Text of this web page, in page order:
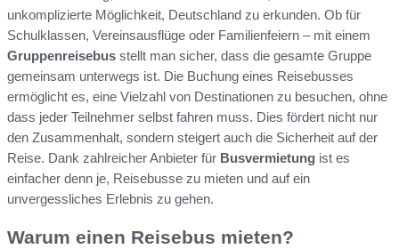
unkomplizierte Möglichkeit, Deutschland zu erkunden. Ob für
Schulklassen, Vereinsausflüge oder Familienfeiern – mit einem
Gruppenreisebus stellt man sicher, dass die gesamte Gruppe
gemeinsam unterwegs ist. Die Buchung eines Reisebusses
ermöglicht es, eine Vielzahl von Destinationen zu besuchen, ohne
dass jeder Teilnehmer selbst fahren muss. Dies fördert nicht nur
den Zusammenhalt, sondern steigert auch die Sicherheit auf der
Reise. Dank zahlreicher Anbieter für Busvermietung ist es
einfacher denn je, Reisebusse zu mieten und auf ein
unvergessliches Erlebnis zu gehen.
Warum einen Reisebus mieten?